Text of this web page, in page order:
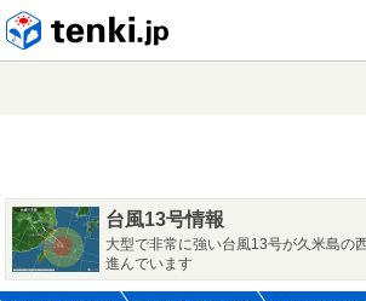
台風13号情報
大型で非常に強い台風13号が久米島の
進んでいます